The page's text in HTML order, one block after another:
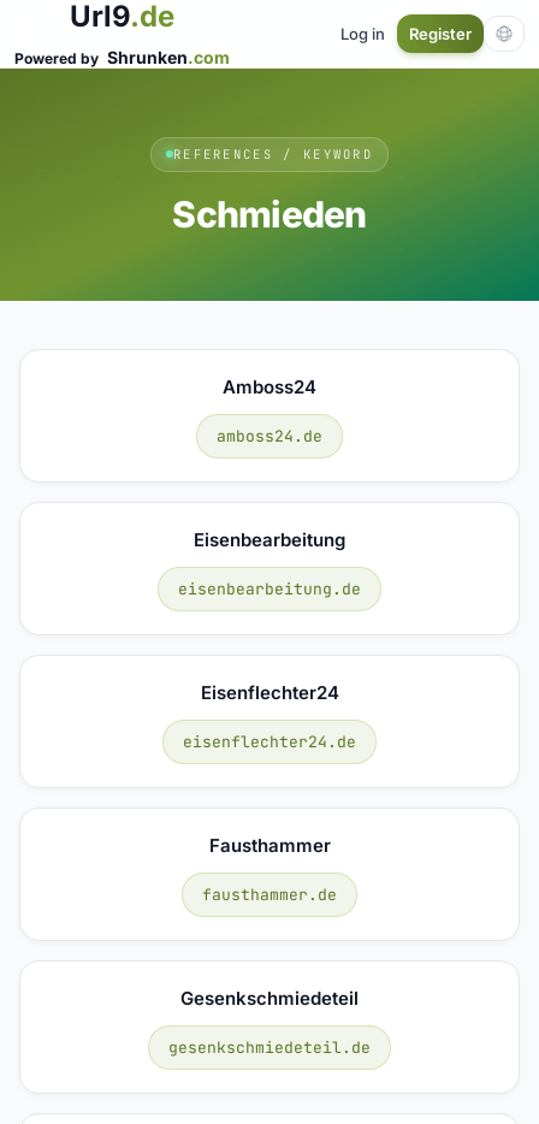
Url9.de
Powered by Shrunken.com
Log in Register
REFERENCES / KEYWORD
Schmieden
Amboss24
amboss24.de
Eisenbearbeitung
eisenbearbeitung.de
Eisenflechter24
eisenflechter24.de
Fausthammer
fausthammer.de
Gesenkschmiedeteil
gesenkschmiedeteil.de